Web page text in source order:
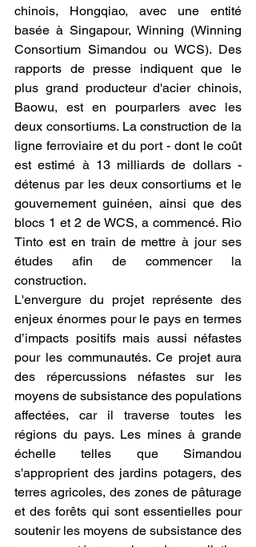
chinois, Hongqiao, avec une entité
basée à Singapour, Winning (Winning
Consortium Simandou ou WCS). Des
rapports de presse indiquent que le
plus grand producteur d'acier chinois,
Baowu, est en pourparlers avec les
deux consortiums. La construction de la
ligne ferroviaire et du port - dont le coût
est estimé à 13 milliards de dollars -
détenus par les deux consortiums et le
gouvernement guinéen, ainsi que des
blocs 1 et 2 de WCS, a commencé. Rio
Tinto est en train de mettre à jour ses
études afin de commencer la
construction.
L'envergure du projet représente des
enjeux énormes pour le pays en termes
d’impacts positifs mais aussi néfastes
pour les communautés. Ce projet aura
des répercussions néfastes sur les
moyens de subsistance des populations
affectées, car il traverse toutes les
régions du pays. Les mines à grande
échelle telles que Simandou
s'approprient des jardins potagers, des
terres agricoles, des zones de pâturage
et des forêts qui sont essentielles pour
soutenir les moyens de subsistance des